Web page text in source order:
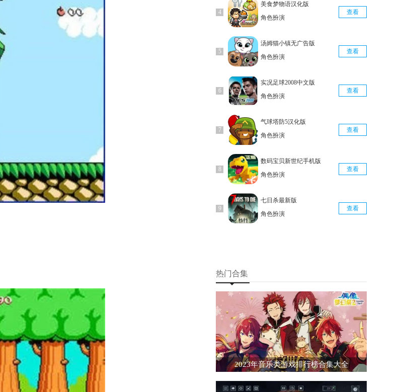
美食梦物语汉化版
角色扮演
查看
汤姆猫小镇无广告版
角色扮演
查看
实况足球2008中文版
角色扮演
查看
气球塔防5汉化版
角色扮演
查看
数码宝贝新世纪手机版
角色扮演
查看
七日杀最新版
角色扮演
查看
热门合集
2023年音乐类游戏排行榜合集大全